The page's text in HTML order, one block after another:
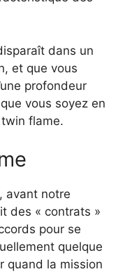
dans un
et que vous
profondeur
vous soyez en
twin flame.
avant notre
des « contrats »
pour se
quelque
quand la mission